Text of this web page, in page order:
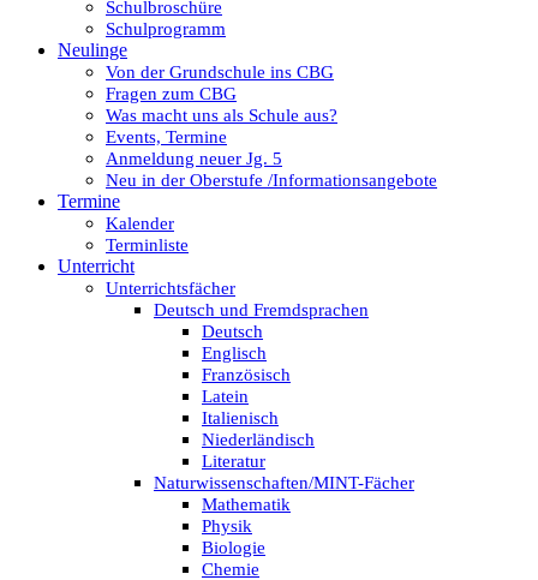
Schulbroschüre
Schulprogramm
Neulinge
Von der Grundschule ins CBG
Fragen zum CBG
Was macht uns als Schule aus?
Events, Termine
Anmeldung neuer Jg. 5
Neu in der Oberstufe /Informationsangebote
Termine
Kalender
Terminliste
Unterricht
Unterrichtsfächer
Deutsch und Fremdsprachen
Deutsch
Englisch
Französisch
Latein
Italienisch
Niederländisch
Literatur
Naturwissenschaften/MINT-Fächer
Mathematik
Physik
Biologie
Chemie